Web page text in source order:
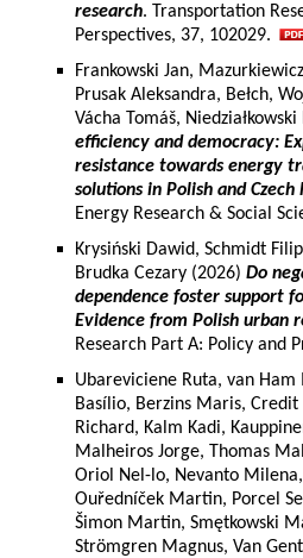
research. Transportation
Perspectives, 37, 102029.
Frankowski Jan,
Prusak Aleksandra, Bełch,
Vácha Tomáš,
efficiency and democracy:
resistance towards energy
solutions in Polish and
Energy Research & Social
Krysiński Dawid, Schmidt
Brudka Cezary (2026) Do
dependence foster support
Evidence from Polish urban
Research Part A: Policy and
Ubareviciene Ruta, van
Basílio, Berzins Maris,
Richard, Kalm Kadi,
Malheiros Jorge, Thomas
Oriol Nel-lo, Nevanto
Ouředníček Martin, Porcel
Šimon Martin, Smętkowski
Strömgren Magnus, Van